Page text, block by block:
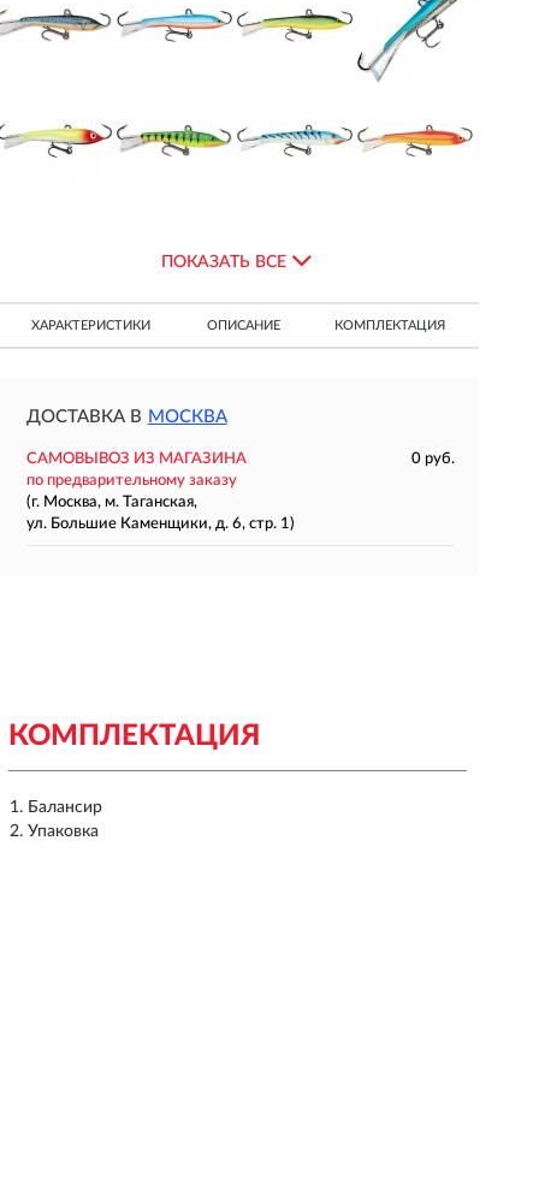
ПОКАЗАТЬ ВСЕ
ХАРАКТЕРИСТИКИ ОПИСАНИЕ КОМПЛЕКТАЦИЯ
ДОСТАВКА В МОСКВА
САМОВЫВОЗ ИЗ МАГАЗИНА
0 руб.
по предварительному заказу
(г. Москва, м. Таганская,
ул. Большие Каменщики, д. 6, стр. 1)
КОМПЛЕКТАЦИЯ
Балансир
Упаковка